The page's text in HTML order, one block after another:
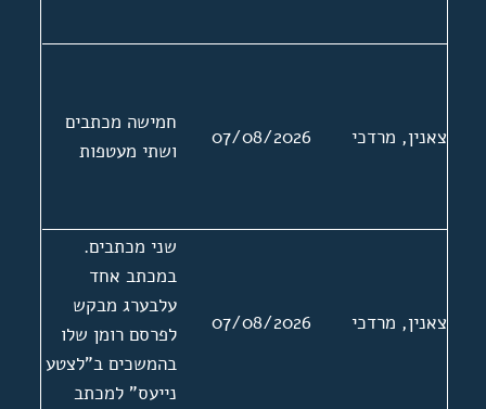
צאנין, מרדכי 07/08/2026
חמישה מכתבים
ושתי מעטפות
צאנין, מרדכי 07/08/2026
שני מכתבים.
במכתב אחד
עלבערג מבקש
לפרסם רומן שלו
בהמשכים ב"לצטע
נייעס" למכתב